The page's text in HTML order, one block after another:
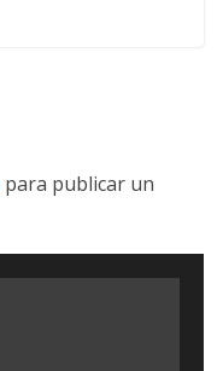
para publicar un